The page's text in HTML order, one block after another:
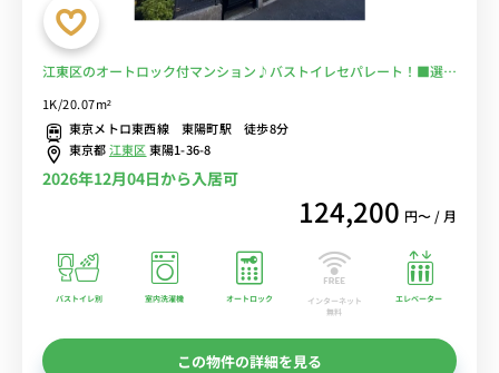
江東区のオートロック付マンション♪バストイレセパレート！■選べ
るWi-Fi格安レンタル中！
1K/20.07m²
東京メトロ東西線 東陽町駅 徒歩8分
東京都江東区東陽1-36-8
2026年12月04日から入居可
124,200 円〜 / 月
バストイレ別 室内洗濯機 オートロック
インターネット
無料
エレベーター
この物件の詳細を見る